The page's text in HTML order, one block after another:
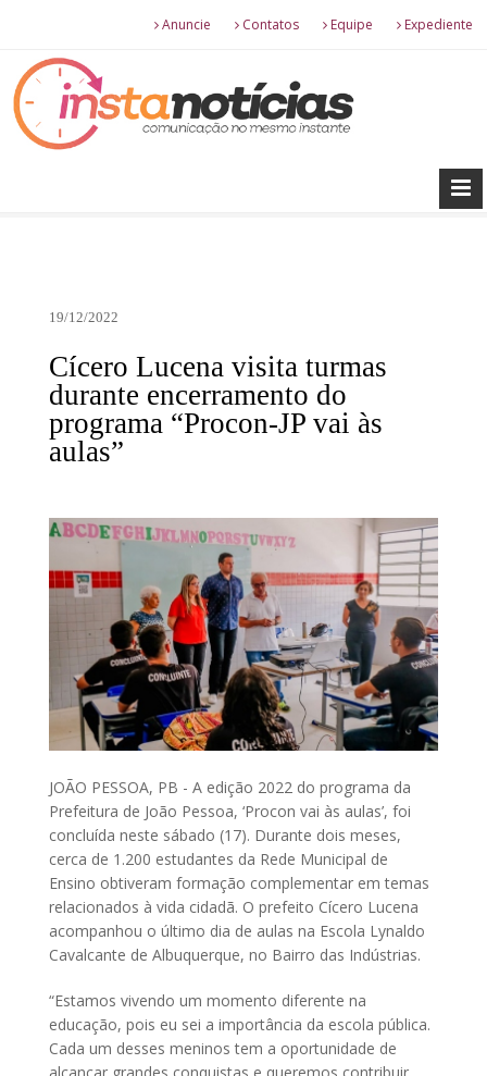
Anuncie Contatos Equipe Expediente
19/12/2022
Cícero Lucena visita turmas
durante encerramento do
programa “Procon-JP vai às
aulas”
JOÃO PESSOA, PB - A edição 2022 do programa da
Prefeitura de João Pessoa, ‘Procon vai às aulas’, foi
concluída neste sábado (17). Durante dois meses,
cerca de 1.200 estudantes da Rede Municipal de
Ensino obtiveram formação complementar em temas
relacionados à vida cidadã. O prefeito Cícero Lucena
acompanhou o último dia de aulas na Escola Lynaldo
Cavalcante de Albuquerque, no Bairro das Indústrias.
“Estamos vivendo um momento diferente na
educação, pois eu sei a importância da escola pública.
Cada um desses meninos tem a oportunidade de